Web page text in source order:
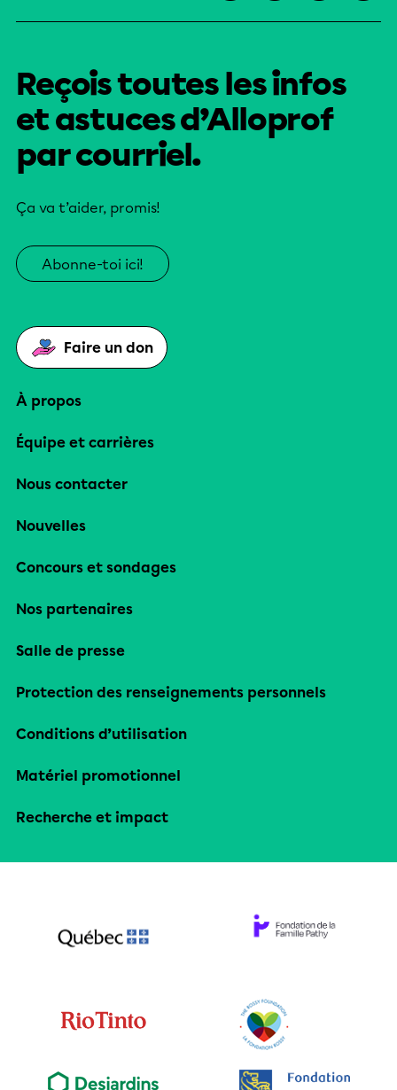
Reçois toutes les infos
et astuces d’Alloprof
par courriel.
Ça va t’aider, promis!
Abonne-toi ici!
Faire un don
À propos
Équipe et carrières
Nous contacter
Nouvelles
Concours et sondages
Nos partenaires
Salle de presse
Protection des renseignements personnels
Conditions d’utilisation
Matériel promotionnel
Recherche et impact